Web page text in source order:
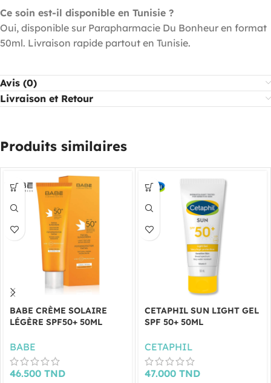
Ce soin est-il disponible en Tunisie ?
Oui, disponible sur Parapharmacie Du Bonheur en format
50ml. Livraison rapide partout en Tunisie.
Avis (0)
Livraison et Retour
Produits similaires
BABE CRÈME SOLAIRE
LÉGÈRE SPF50+ 50ML
BABE
46.500 TND
CETAPHIL SUN LIGHT GEL
SPF 50+ 50ML
CETAPHIL
47.000 TND